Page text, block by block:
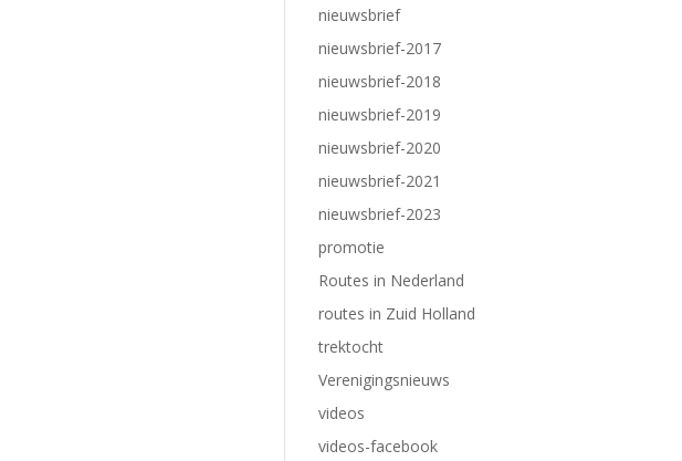
nieuwsbrief
nieuwsbrief-2017
nieuwsbrief-2018
nieuwsbrief-2019
nieuwsbrief-2020
nieuwsbrief-2021
nieuwsbrief-2023
promotie
Routes in Nederland
routes in Zuid Holland
trektocht
Verenigingsnieuws
videos
videos-facebook